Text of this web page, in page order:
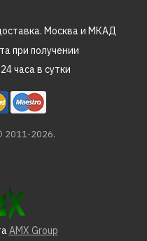
Москва и МКАД
при получении
часа в сутки
2011-2026.
AMX Group